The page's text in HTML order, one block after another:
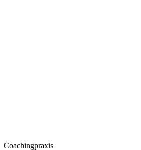
Coachingpraxis